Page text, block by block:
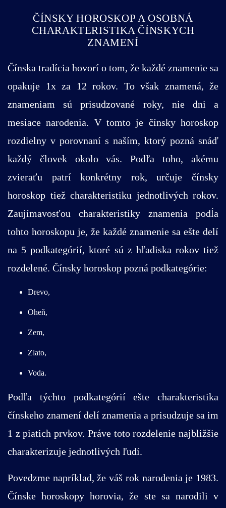
ČÍNSKY HOROSKOP A OSOBNÁ
CHARAKTERISTIKA ČÍNSKYCH
ZNAMENÍ
Čínska tradícia hovorí o tom, že každé znamenie sa
opakuje 1x za 12 rokov. To však znamená, že
znameniam sú prisudzované roky, nie dni a
mesiace narodenia. V tomto je čínsky horoskop
rozdielny v porovnaní s naším, ktorý pozná snáď
každý človek okolo vás. Podľa toho, akému
zvieraťu patrí konkrétny rok, určuje čínsky
horoskop tiež charakteristiku jednotlivých rokov.
Zaujímavosťou charakteristiky znamenia podĺa
tohto horoskopu je, že každé znamenie sa ešte delí
na 5 podkategórií, ktoré sú z hľadiska rokov tiež
rozdelené. Čínsky horoskop pozná podkategórie:
Drevo,
Oheň,
Zem,
Zlato,
Voda.
Podľa týchto podkategórií ešte charakteristika
čínskeho znamení delí znamenia a prisudzuje sa im
1 z piatich prvkov. Práve toto rozdelenie najbližšie
charakterizuje jednotlivých ľudí.
Povedzme napríklad, že váš rok narodenia je 1983.
Čínske horoskopy horovia, že ste sa narodili v